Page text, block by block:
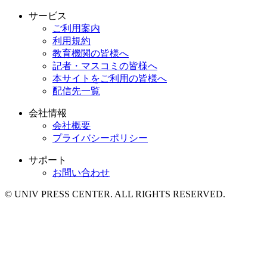
サービス
ご利用案内
利用規約
教育機関の皆様へ
記者・マスコミの皆様へ
本サイトをご利用の皆様へ
配信先一覧
会社情報
会社概要
プライバシーポリシー
サポート
お問い合わせ
© UNIV PRESS CENTER. ALL RIGHTS RESERVED.